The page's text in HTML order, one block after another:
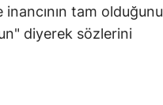
tam olduğunu
diyerek sözlerini